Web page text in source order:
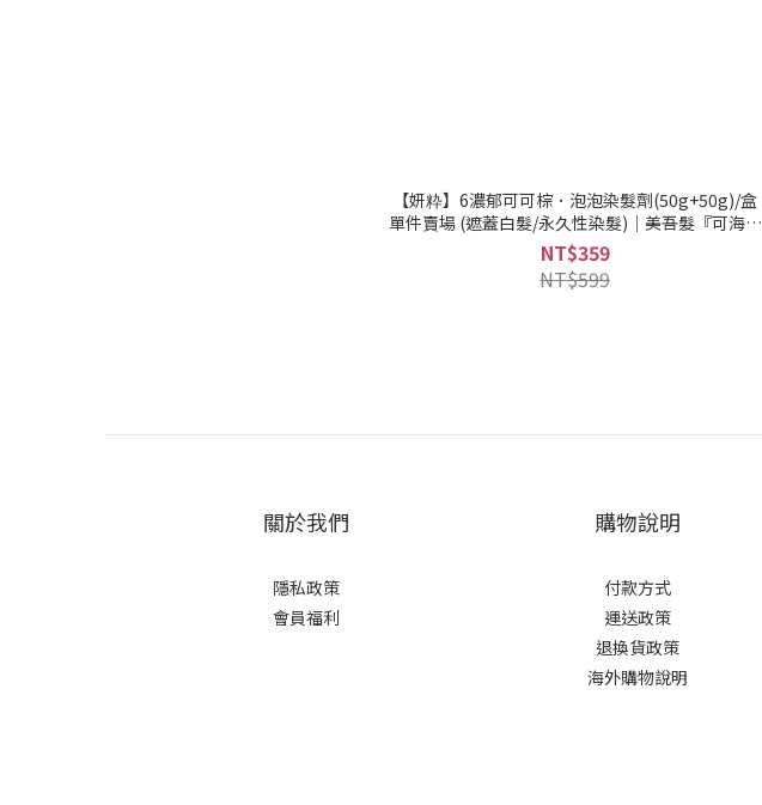
【妍粋】6濃郁可可棕．泡泡染髮劑(50g+50g)/盒
單件賣場 (遮蓋白髮/永久性染髮)｜美吾髮『可海外
配送』
NT$359
NT$599
關於我們
隱私政策
會員福利
購物說明
付款方式
運送政策
退換貨政策
海外購物說明